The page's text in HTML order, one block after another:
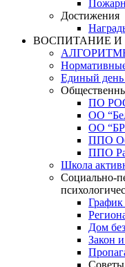
Достижения
ВОСПИТАНИЕ И
Единый
ПО РОО
ОО
ОО
ППО
ППО
Школа
Социально-
Дом
Закон
Советы